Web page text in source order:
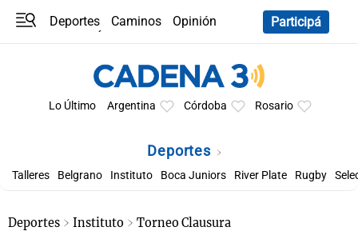
Deportes Caminos
Opinión
Participá
Lo Último Argentina Córdoba Rosario
Deportes
Talleres Belgrano Instituto Boca Juniors River Plate Rugby
Deportes Instituto Torneo Clausura